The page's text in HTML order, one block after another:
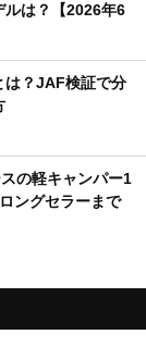
ルは？【2026年6
は？JAF検証で分
の軽キャンパー1
ングセラーまで